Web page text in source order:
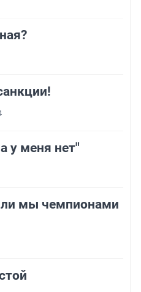
у меня нет"
мы чемпионами